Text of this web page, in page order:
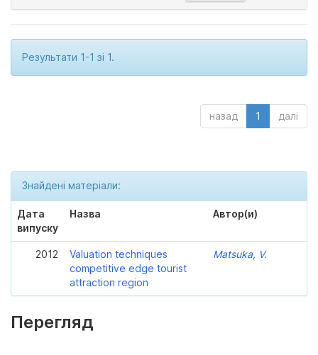
Результати 1-1 зі 1.
назад 1 далі
Знайдені матеріали:
Дата
випуску
Назва Автор(и)
2012
Valuation techniques
competitive edge tourist
attraction region
Matsuka, V.
Перегляд